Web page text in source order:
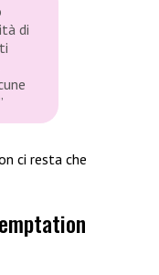
di
ci resta che